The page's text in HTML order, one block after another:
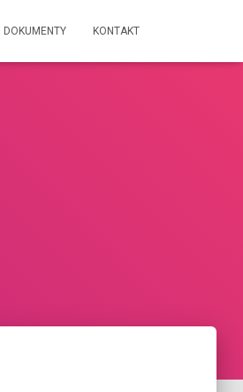
DOKUMENTY KONTAKT